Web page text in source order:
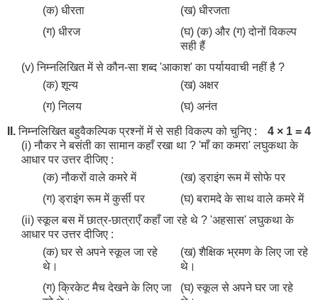
(क) धीरता
(ख) धीरजता
(ग) धीरज
(घ) (क) और (ग) दोनों विकल्प
सही हैं
(v) निम्नलिखित में से कौन-सा शब्द 'आकाश' का पर्यायवाची नहीं है ?
(क) शून्य
(ख) अक्षर
(ग) निलय
(घ) अनंत
II.निम्नलिखित बहुवैकल्पिक प्रश्नों में से सही विकल्प को चुनिए :
4 × 1 = 4
(i) नौकर ने बसंती का सामान कहाँ रखा था ? 'माँ का कमरा' लघुकथा के
आधार पर उत्तर दीजिए :
(क) नौकरों वाले कमरे में
(ख) ड्राइंग रूम में सोफे पर
(ग) ड्राइंग रूम में कुर्सी पर
(घ) बरामदे के साथ वाले कमरे में
(ii) स्कूल बस में छात्र-छात्राएँ कहाँ जा रहे थे ? 'अहसास' लघुकथा के
आधार पर उत्तर दीजिए :
(क) घर से अपने स्कूल जा रहे
थे।
(ख) शैक्षिक भ्रमण के लिए जा रहे
थे।
(ग) क्रिकेट मैच देखने के लिए जा
(घ) स्कूल से अपने घर जा रहे